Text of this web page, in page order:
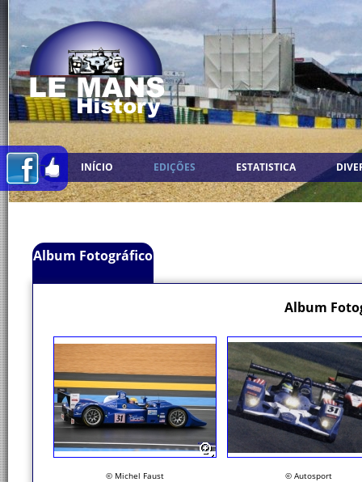
INÍCIO EDIÇÕES ESTATISTICA
Album Fotográfico
Album
© Michel Faust © Autosport